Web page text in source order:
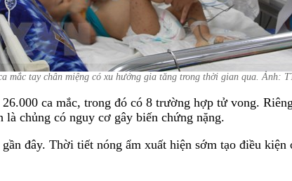
mắc tay chân miệng có xu hướng gia tăng trong thời gian qua. Ảnh:
ca mắc, trong đó có 8 trường hợp tử vong.
chủng có nguy cơ gây biến chứng nặng.
đây. Thời tiết nóng ẩm xuất hiện sớm tạo điều